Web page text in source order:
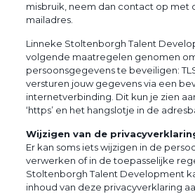
misbruik, neem dan contact op met
mailadres.
Linneke Stoltenborgh Talent
volgende maatregelen genomen
persoonsgegevens te beveiligen:
versturen jouw gegevens via een
internetverbinding. Dit kun je zien
‘https’ en het hangslotje in de
Wijzigen van de
Er kan soms iets wijzigen in de
verwerken of in de toepasselijke
Stoltenborgh Talent Development
inhoud van deze privacyverklaring